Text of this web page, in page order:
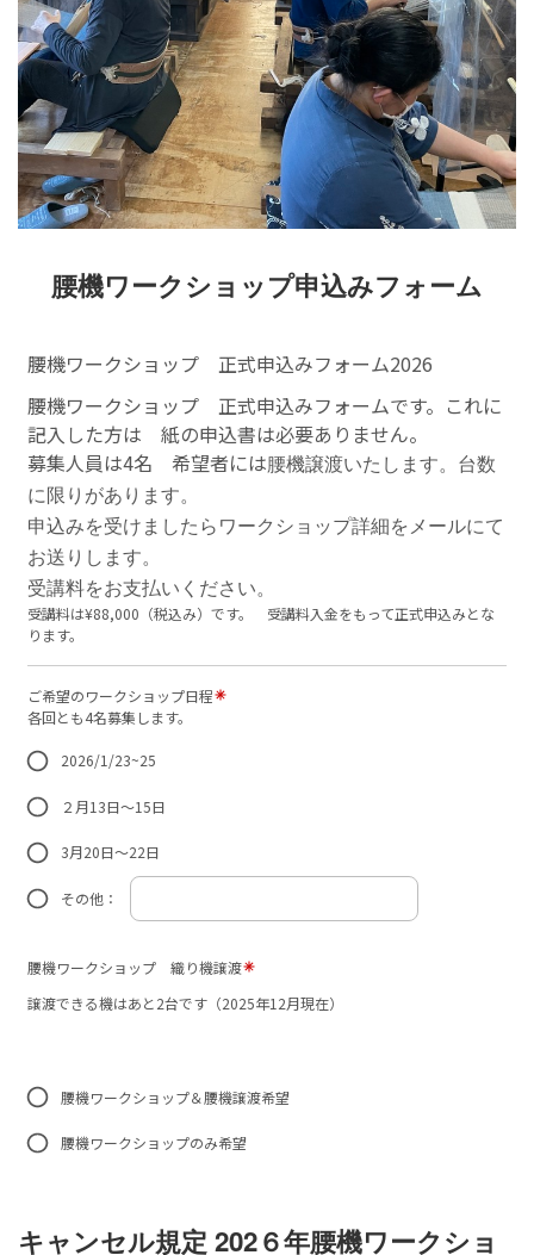
腰機ワークショップ申込みフォーム
キャンセル規定 202６年腰機ワークショ